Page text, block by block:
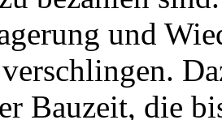
und
Bauzeit, die